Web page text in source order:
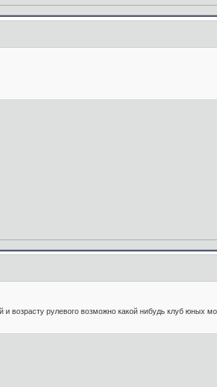
возрасту рулевого возможно какой нибудь клуб юных